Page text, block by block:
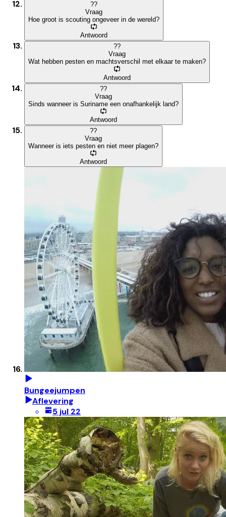
??
Vraag
Hoe groot is scouting ongeveer in de wereld?
Antwoord
??
Vraag
Wat hebben pesten en machtsverschil met elkaar te maken?
Antwoord
??
Vraag
Sinds wanneer is Suriname een onafhankelijk land?
Antwoord
??
Vraag
Wanneer is iets pesten en niet meer plagen?
Antwoord
Bungeejumpen
Aflevering
5 jul 22